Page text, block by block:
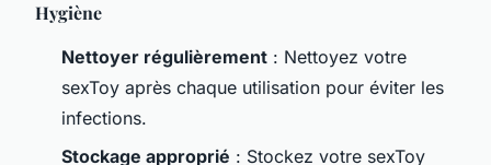
Hygiène
Nettoyer régulièrement : Nettoyez votre
sexToy après chaque utilisation pour éviter les
infections.
Stockage approprié : Stockez votre sexToy